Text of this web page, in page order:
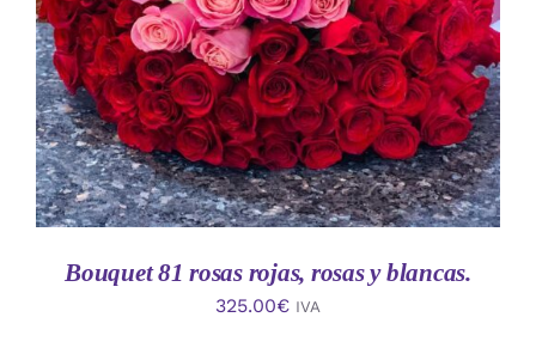
DETALLES
Bouquet 81 rosas rojas, rosas y blancas.
325.00€ IVA